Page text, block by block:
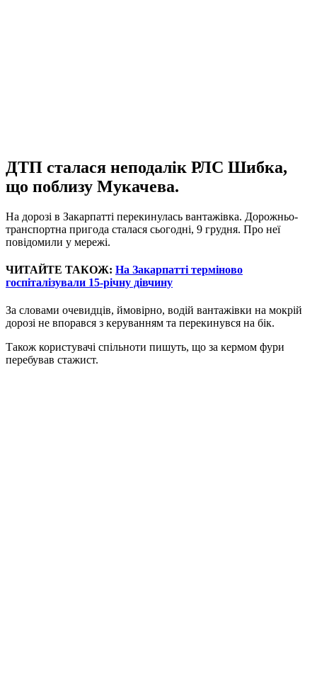
ДТП сталася неподалік РЛС Шибка,
що поблизу Мукачева.
На дорозі в Закарпатті перекинулась вантажівка. Дорожньо-
транспортна пригода сталася сьогодні, 9 грудня. Про неї
повідомили у мережі.
ЧИТАЙТЕ ТАКОЖ: На Закарпатті терміново
госпіталізували 15-річну дівчину
За словами очевидців, ймовірно, водій вантажівки на мокрій
дорозі не впорався з керуванням та перекинувся на бік.
Також користувачі спільноти пишуть, що за кермом фури
перебував стажист.